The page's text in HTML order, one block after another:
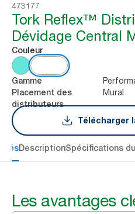
473177
Tork Reflex™
Dévidage Central
Couleur
Gamme
Placement des
distributeurs
Mural
Télécharger
clésDescriptionSpécifications
Les avantages